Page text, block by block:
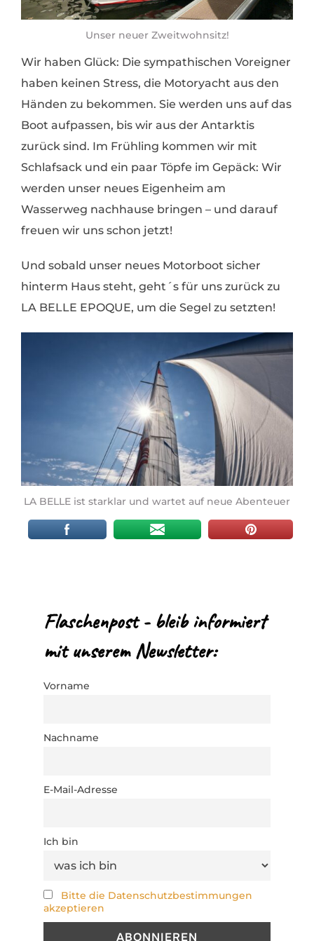
Unser neuer Zweitwohnsitz!
Wir haben Glück: Die sympathischen Voreigner
haben keinen Stress, die Motoryacht aus den
Händen zu bekommen. Sie werden uns auf das
Boot aufpassen, bis wir aus der Antarktis
zurück sind. Im Frühling kommen wir mit
Schlafsack und ein paar Töpfe im Gepäck: Wir
werden unser neues Eigenheim am
Wasserweg nachhause bringen – und darauf
freuen wir uns schon jetzt!
Und sobald unser neues Motorboot sicher
hinterm Haus steht, geht´s für uns zurück zu
LA BELLE EPOQUE, um die Segel zu setzten!
LA BELLE ist starklar und wartet auf neue Abenteuer
Flaschenpost - bleib informiert
mit unserem Newsletter:
Vorname
Nachname
E-Mail-Adresse
Ich bin
Bitte die Datenschutzbestimmungen
akzeptieren